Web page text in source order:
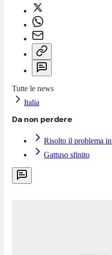
Tutte le news
Italia
Da non perdere
Risolto il problema
Gattuso sfinito